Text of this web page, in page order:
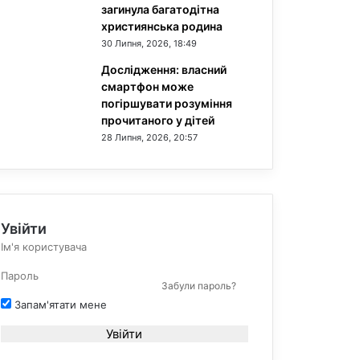
загинула багатодітна
християнська родина
30 Липня, 2026, 18:49
Дослідження: власний
смартфон може
погіршувати розуміння
прочитаного у дітей
28 Липня, 2026, 20:57
Увійти
Забули пароль?
Запам'ятати мене
Увійти